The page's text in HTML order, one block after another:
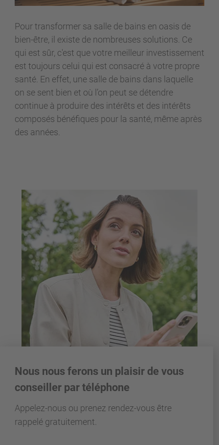
Pour transformer sa salle de bains en oasis de
bien-être, il existe de nombreuses solutions. Ce
qui est sûr, c'est que votre meilleur investissement
est toujours celui qui est consacré à votre propre
santé. En effet, une salle de bains dans laquelle
on se sent bien et où l’on peut se détendre
continue à produire des intérêts et des intérêts
composés bénéfiques pour la santé, même après
des années.
Nous nous ferons un plaisir de vous
conseiller par téléphone
Appelez-nous ou prenez rendez-vous être
rappelé gratuitement.